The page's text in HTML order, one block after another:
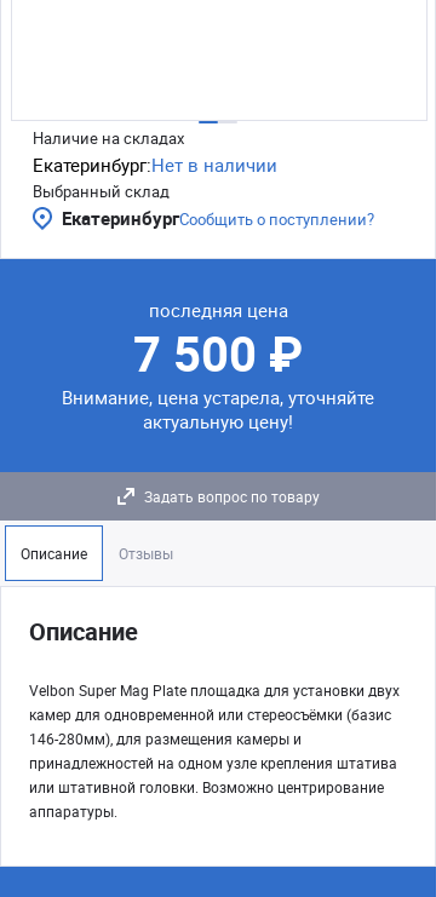
Наличие на складах
Екатеринбург:Нет в наличии
Выбранный склад
ЕкатеринбургСообщить о поступлении?
последняя цена
7 500 ₽
Внимание, цена устарела, уточняйте
актуальную цену!
Задать вопрос по товару
Описание Отзывы
Описание
Velbon Super Mag Plate площадка для установки двух
камер для одновременной или стереосъёмки (базис
146-280мм), для размещения камеры и
принадлежностей на одном узле крепления штатива
или штативной головки. Возможно центрирование
аппаратуры.